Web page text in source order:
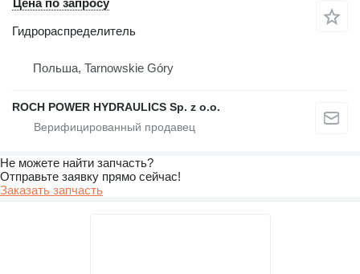
Цена по запросу
Гидрораспределитель
Польша, Tarnowskie Góry
ROCH POWER HYDRAULICS Sp. z o.o.
Не можете найти запчасть?
Отправьте заявку прямо сейчас!
Заказать запчасть